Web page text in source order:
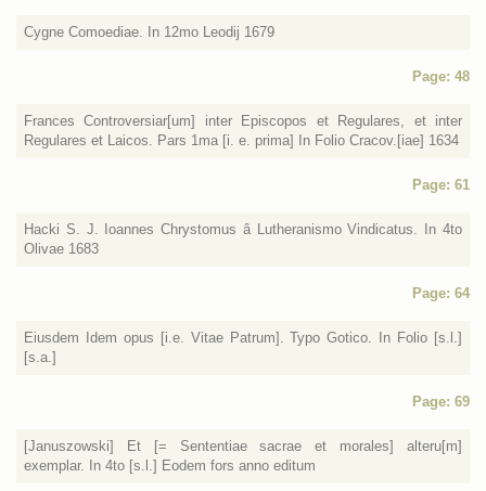
Cygne Comoediae. In 12mo Leodij 1679
Page: 48
Frances Controversiar[um] inter Episcopos et Regulares, et inter
Regulares et Laicos. Pars 1ma [i. e. prima] In Folio Cracov.[iae] 1634
Page: 61
Hacki S. J. Ioannes Chrystomus â Lutheranismo Vindicatus. In 4to
Olivae 1683
Page: 64
Eiusdem Idem opus [i.e. Vitae Patrum]. Typo Gotico. In Folio [s.l.]
[s.a.]
Page: 69
[Januszowski] Et [= Sententiae sacrae et morales] alteru[m]
exemplar. In 4to [s.l.] Eodem fors anno editum